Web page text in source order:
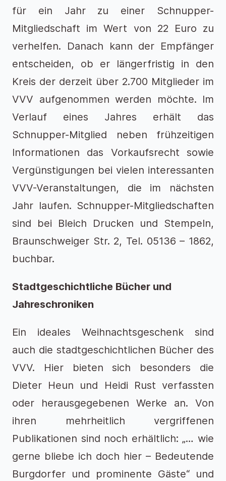
für ein Jahr zu einer Schnupper-
Mitgliedschaft im Wert von 22 Euro zu
verhelfen. Danach kann der Empfänger
entscheiden, ob er längerfristig in den
Kreis der derzeit über 2.700 Mitglieder im
VVV aufgenommen werden möchte. Im
Verlauf eines Jahres erhält das
Schnupper-Mitglied neben frühzeitigen
Informationen das Vorkaufsrecht sowie
Vergünstigungen bei vielen interessanten
VVV-Veranstaltungen, die im nächsten
Jahr laufen. Schnupper-Mitgliedschaften
sind bei Bleich Drucken und Stempeln,
Braunschweiger Str. 2, Tel. 05136 – 1862,
buchbar.
Stadtgeschichtliche Bücher und
Jahreschroniken
Ein ideales Weihnachtsgeschenk sind
auch die stadtgeschichtlichen Bücher des
VVV. Hier bieten sich besonders die
Dieter Heun und Heidi Rust verfassten
oder herausgegebenen Werke an. Von
ihren mehrheitlich vergriffenen
Publikationen sind noch erhältlich: „… wie
gerne bliebe ich doch hier – Bedeutende
Burgdorfer und prominente Gäste“ und